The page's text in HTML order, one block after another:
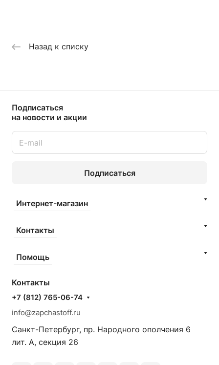
Назад к списку
Подписаться
на новости и акции
Подписаться
Интернет-магазин
Контакты
Помощь
Контакты
+7 (812) 765-06-74
info@zapchastoff.ru
Санкт-Петербург, пр. Народного ополчения 6
лит. А, секция 26